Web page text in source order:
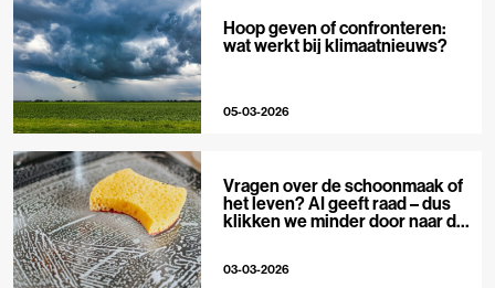
Hoop geven of confronteren:
wat werkt bij klimaatnieuws?
05-03-2026
Vragen over de schoonmaak of
het leven? AI geeft raad – dus
klikken we minder door naar de
03-03-2026